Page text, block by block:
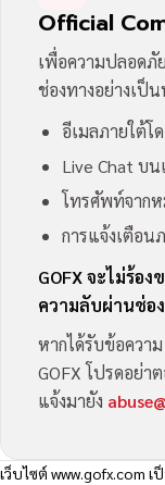
Official
เพื่อความปลอดภั
ช่องทางอย่างเป็
อีเมลภายใต้โ
Live Chat บน
โทรศัพท์จากห
การแจ้งเตือน
GOFX จะไม่ร้อ
ความลับผ่านช่อ
หากได้รับข้อควา
GOFX โปรดอย่
แจ้งมายัง
เว็บไซต์ www.gofx.com เ